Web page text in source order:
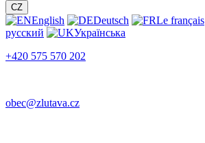
CZ
English Deutsch Le français
русский
Українська
+420 575 570 202
obec@zlutava.cz